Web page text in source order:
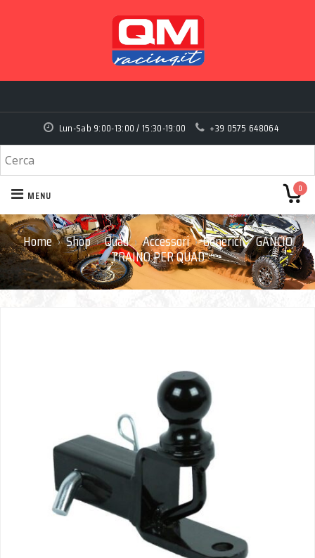
Lun-Sab 9:00-13:00 / 15:30-19:00 +39 0575 648064
0
MENU
Home › Shop › Quad › Accessori › Generici › GANCIO
TRAINO PER QUAD